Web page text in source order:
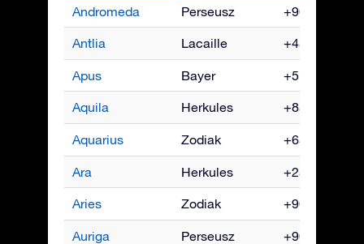
Andromeda Perseusz +90° do -40°
Antlia Lacaille +45° do -90°
Apus Bayer +5° do -90°
Aquila Herkules +85° do -75°
Aquarius Zodiak +65° do -90°
Ara Herkules +25° do -90°
Aries Zodiak +90° do -60°
Auriga Perseusz +90° do -40°